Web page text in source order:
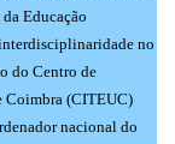
Educação
no
do Centro de
Coimbra (CITEUC)
nacional do